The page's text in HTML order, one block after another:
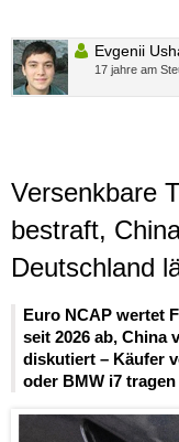
Evgenii
17 jahre am
Versenkbare
bestraft,
Deutschland
Euro NCAP wertet
seit 2026 ab, China
diskutiert – Käufer
oder BMW i7